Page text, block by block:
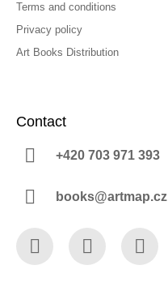
Terms and conditions
Privacy policy
Art Books Distribution
Contact
+420 703 971 393
books@artmap.cz